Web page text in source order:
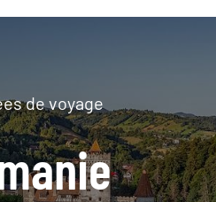
de voyage